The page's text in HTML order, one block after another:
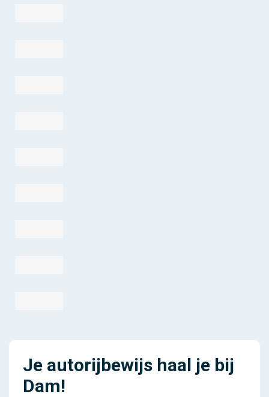
Je autorijbewijs haal je bij
Dam!